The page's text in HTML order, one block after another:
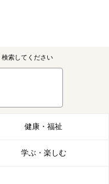
検索してください
健康・福祉
学ぶ・楽しむ